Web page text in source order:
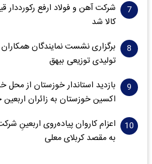
شرکت آهن و فولاد ارفع
کالا شد
برگزاری نشست نمایندگان
تولیدی توزیعی بیهق
بازدید استاندار خوزستان از
اکسین خوزستان به زائران
اعزام کاروان پیاده‌روی اربعینِ
به مقصد کربلای معلی